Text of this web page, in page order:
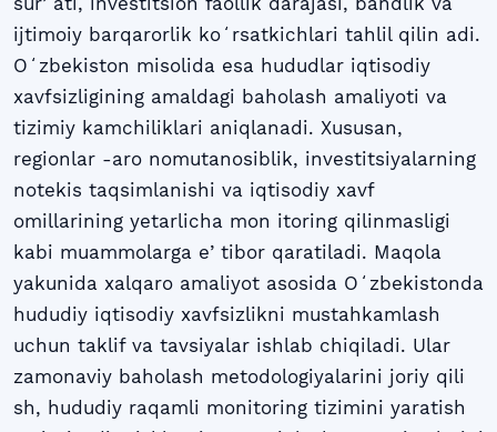
ijtimoiy barqarorlik koʻrsatkichlari tahlil qilin adi.
Oʻzbekiston misolida esa hududlar iqtisodiy
xavfsizligining amaldagi baholash amaliyoti va
tizimiy kamchiliklari aniqlanadi. Xususan,
regionlar -aro nomutanosiblik, investitsiyalarning
notekis taqsimlanishi va iqtisodiy xavf
omillarining yetarlicha mon itoring qilinmasligi
kabi muammolarga eʼtibor qaratiladi. Maqola
yakunida xalqaro amaliyot asosida Oʻzbekistonda
hududiy iqtisodiy xavfsizlikni mustahkamlash
uchun taklif va tavsiyalar ishlab chiqiladi. Ular
zamonaviy baholash metodologiyalarini joriy qili
sh, hududiy raqamli monitoring tizimini yaratish